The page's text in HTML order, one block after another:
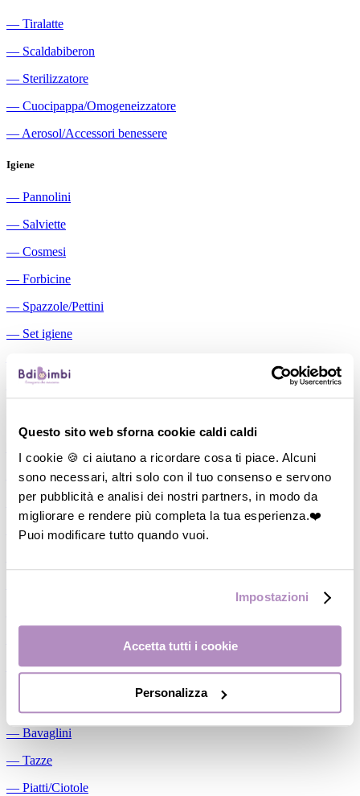
Questo sito web sforna cookie caldi caldi
I cookie 🍪 ci aiutano a ricordare cosa ti piace. Alcuni
sono necessari, altri solo con il tuo consenso e servono
per pubblicità e analisi dei nostri partners, in modo da
migliorare e rendere più completa la tua esperienza.❤️
Puoi modificare tutto quando vuoi.
Impostazioni
Accetta tutti i cookie
Personalizza
― Tiralatte
― Scaldabiberon
― Sterilizzatore
― Cuocipappa/Omogeneizzatore
― Aerosol/Accessori benessere
Igiene
― Pannolini
― Salviette
― Cosmesi
― Forbicine
― Spazzole/Pettini
― Set igiene
Aspiratori nasali manuali
―
Cuscini allattamento
―Biberon
―
Tettarelle
―Succhietti
Conservalatte Materno
―Massaggiagengive
― Bavaglini
― Tazze
― Piatti/Ciotole